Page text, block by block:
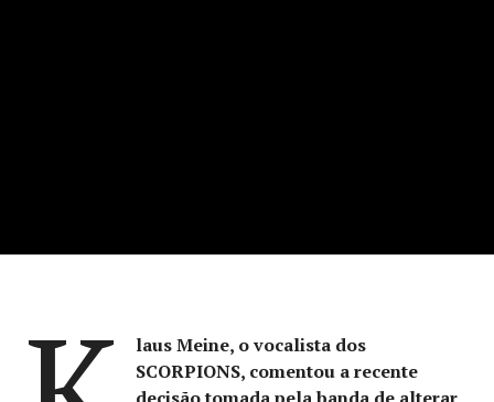
laus Meine, o vocalista dos
SCORPIONS, comentou a recente